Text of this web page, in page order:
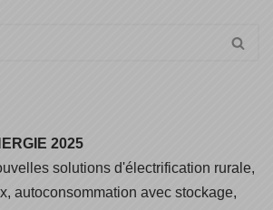
2025
solutions d'électrification rurale,
autoconsommation avec stockage,